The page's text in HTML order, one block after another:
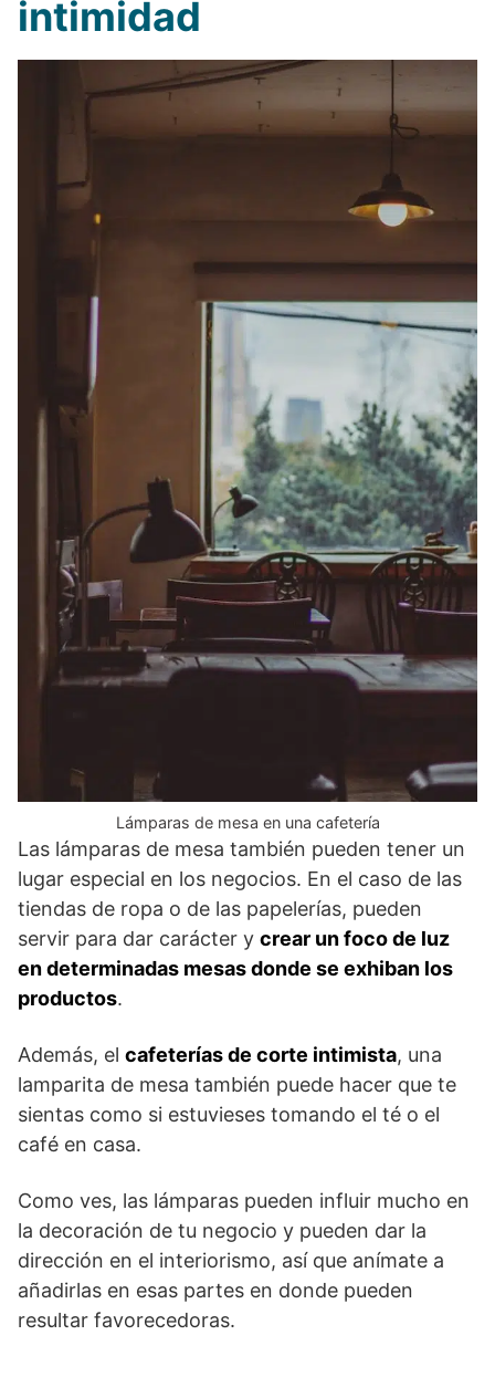
intimidad
Lámparas de mesa en una cafetería
Las lámparas de mesa también pueden tener un
lugar especial en los negocios. En el caso de las
tiendas de ropa o de las papelerías, pueden
servir para dar carácter y crear un foco de luz
en determinadas mesas donde se exhiban los
productos.
Además, el cafeterías de corte intimista, una
lamparita de mesa también puede hacer que te
sientas como si estuvieses tomando el té o el
café en casa.
Como ves, las lámparas pueden influir mucho en
la decoración de tu negocio y pueden dar la
dirección en el interiorismo, así que anímate a
añadirlas en esas partes en donde pueden
resultar favorecedoras.